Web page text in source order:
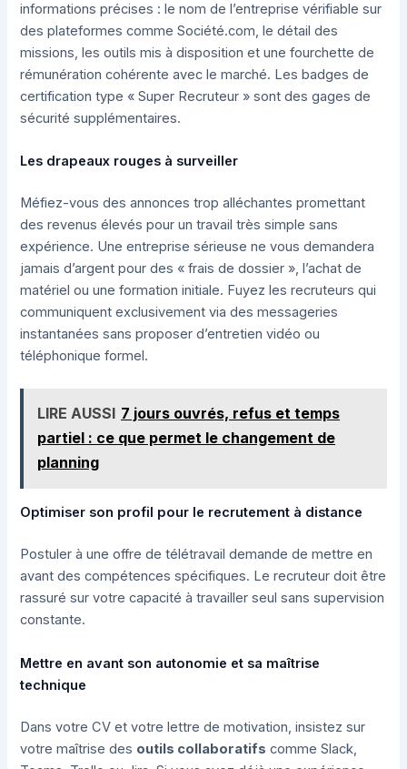
informations précises : le nom de l’entreprise vérifiable sur
des plateformes comme Société.com, le détail des
missions, les outils mis à disposition et une fourchette de
rémunération cohérente avec le marché. Les badges de
certification type « Super Recruteur » sont des gages de
sécurité supplémentaires.
Les drapeaux rouges à surveiller
Méfiez-vous des annonces trop alléchantes promettant
des revenus élevés pour un travail très simple sans
expérience. Une entreprise sérieuse ne vous demandera
jamais d’argent pour des « frais de dossier », l’achat de
matériel ou une formation initiale. Fuyez les recruteurs qui
communiquent exclusivement via des messageries
instantanées sans proposer d’entretien vidéo ou
téléphonique formel.
LIRE AUSSI 7 jours ouvrés, refus et temps
partiel : ce que permet le changement de
planning
Optimiser son profil pour le recrutement à distance
Postuler à une offre de télétravail demande de mettre en
avant des compétences spécifiques. Le recruteur doit être
rassuré sur votre capacité à travailler seul sans supervision
constante.
Mettre en avant son autonomie et sa maîtrise
technique
Dans votre CV et votre lettre de motivation, insistez sur
votre maîtrise des outils collaboratifs comme Slack,